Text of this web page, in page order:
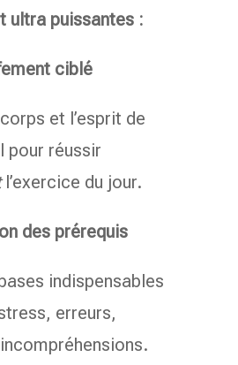
ultra puissantes :
ciblé
et l’esprit de
pour réussir
l’exercice du jour.
des prérequis
indispensables
erreurs,